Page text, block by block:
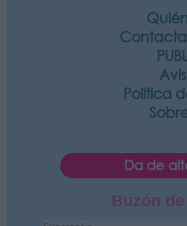
Política
Da de
Buzón